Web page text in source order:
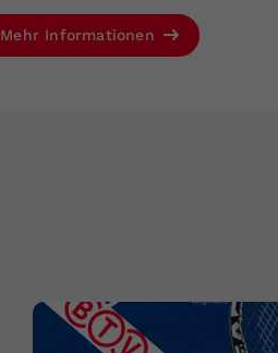
Mehr Informationen